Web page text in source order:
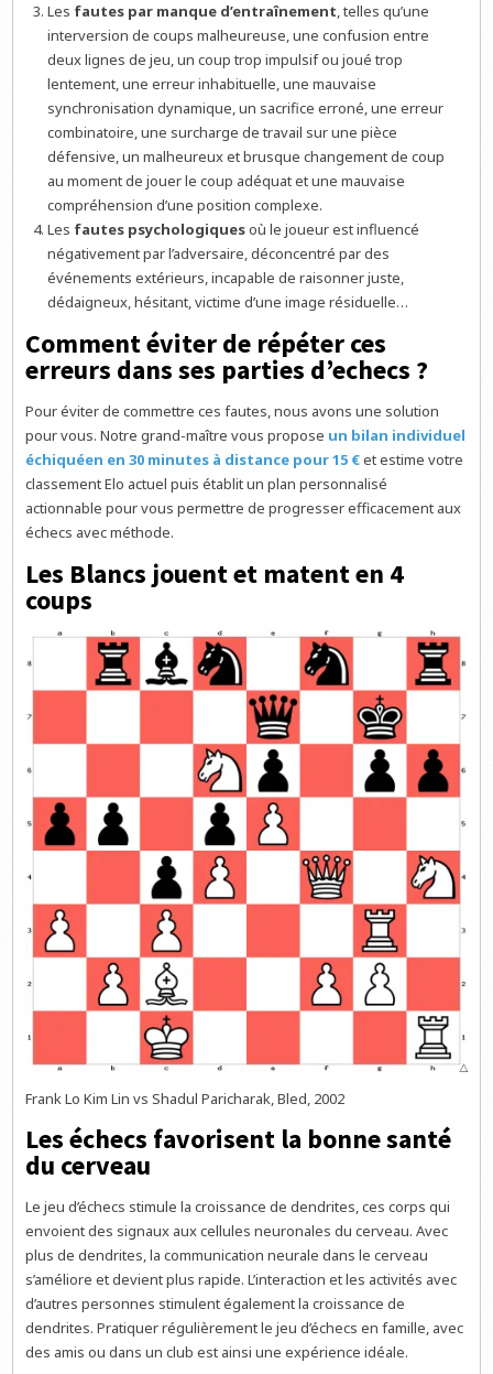
Les fautes par manque d’entraînement, telles qu’une
interversion de coups malheureuse, une confusion entre
deux lignes de jeu, un coup trop impulsif ou joué trop
lentement, une erreur inhabituelle, une mauvaise
synchronisation dynamique, un sacrifice erroné, une erreur
combinatoire, une surcharge de travail sur une pièce
défensive, un malheureux et brusque changement de coup
au moment de jouer le coup adéquat et une mauvaise
compréhension d’une position complexe.
Les fautes psychologiquesoù le joueur est influencé
négativement par l’adversaire, déconcentré par des
événements extérieurs, incapable de raisonner juste,
dédaigneux, hésitant, victime d’une image résiduelle…
Comment éviter de répéter ces
erreurs dans ses parties d’echecs ?
Pour éviter de commettre ces fautes, nous avons une solution
pour vous. Notre grand-maître vous propose un bilan individuel
échiquéen en 30 minutes à distance pour 15 €et estime votre
classement Elo actuel puis établit un plan personnalisé
actionnable pour vous permettre de progresser efficacement aux
échecs avec méthode.
Les Blancs jouent et matent en 4
coups
Frank Lo Kim Lin vs Shadul Paricharak, Bled, 2002
Les échecs favorisent la bonne santé
du cerveau
Le jeu d’échecs stimule la croissance de dendrites, ces corps qui
envoient des signaux aux cellules neuronales du cerveau. Avec
plus de dendrites, la communication neurale dans le cerveau
s’améliore et devient plus rapide. L’interaction et les activités avec
d’autres personnes stimulent également la croissance de
dendrites. Pratiquer régulièrement le jeu d’échecs en famille, avec
des amis ou dans un club est ainsi une expérience idéale.